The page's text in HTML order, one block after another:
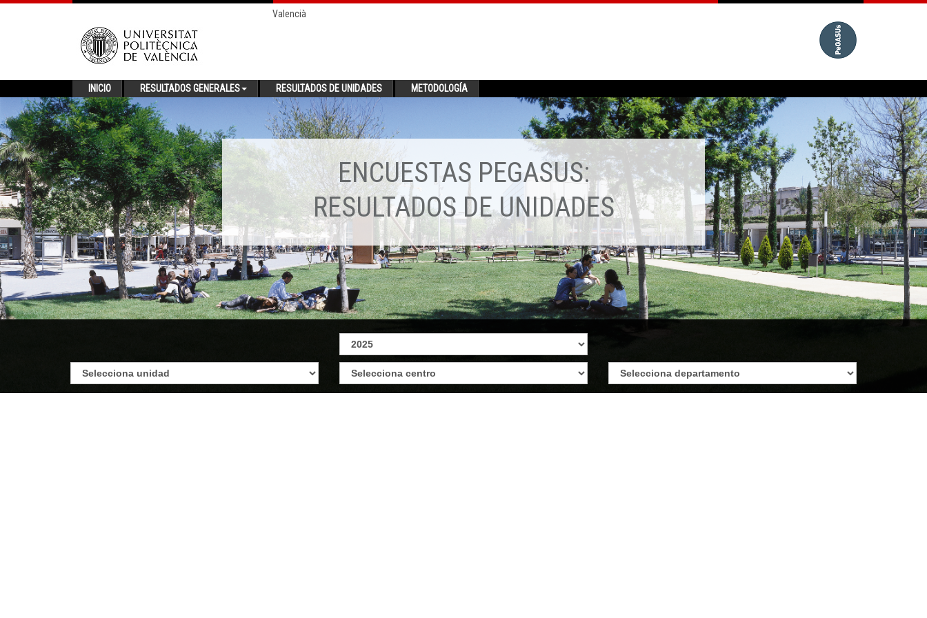
Valencià
INICIO RESULTADOS GENERALES RESULTADOS DE UNIDADES METODOLOGÍA
ENCUESTAS PEGASUS:
RESULTADOS DE UNIDADES